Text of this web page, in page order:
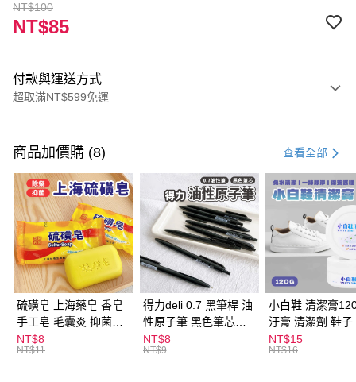
NT$100
NT$85
付款與運送方式
超取滿NT$599免運
信用卡一次付款
超商取貨付款
LINE Pay
Apple Pay
街口支付
悠遊付
ATM付款
商品加價購 (8) 查看全部
硫磺皂 上海藥皂 香皂
手工皂 毛囊炎 抑菌除
蟎 清潔護膚 去油去痘
寵物皮膚病 狗狗貓咪
NT$8
NT$11
得力deli 0.7 黑筆桿 油
性原子筆 黑色筆芯
S304
NT$8
NT$9
小白鞋 清潔膏
汙膏 清潔劑 鞋子
漬 白皮鞋 鞋油
NT$15
NT$16